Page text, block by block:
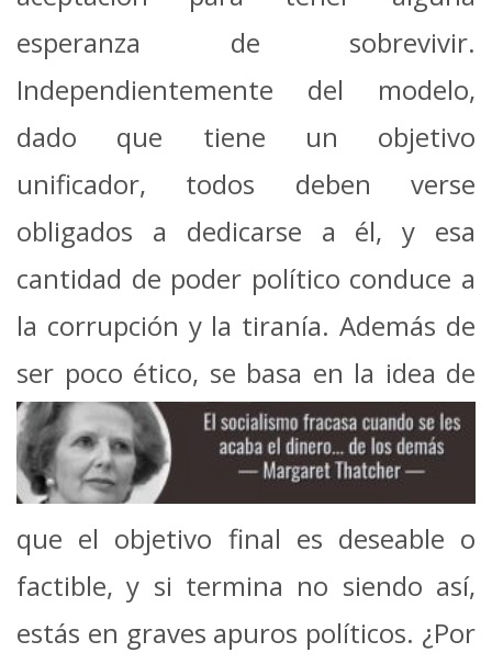
esperanza de sobrevivir.
Independientemente del modelo,
dado que tiene un objetivo
unificador, todos deben verse
obligados a dedicarse a él, y esa
cantidad de poder político conduce a
la corrupción y la tiranía. Además de
ser poco ético, se basa en la idea de
que el objetivo final es deseable o
factible, y si termina no siendo así,
estás en graves apuros políticos. ¿Por